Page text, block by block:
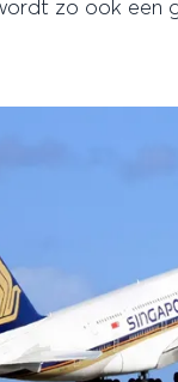
zo ook een